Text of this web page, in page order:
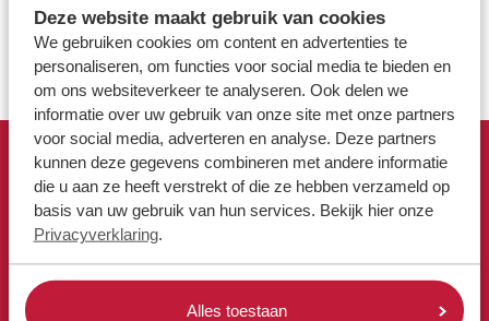
Deze website maakt gebruik van cookies
We gebruiken cookies om content en advertenties te
personaliseren, om functies voor social media te bieden en
om ons websiteverkeer te analyseren. Ook delen we
informatie over uw gebruik van onze site met onze partners
voor social media, adverteren en analyse. Deze partners
kunnen deze gegevens combineren met andere informatie
die u aan ze heeft verstrekt of die ze hebben verzameld op
basis van uw gebruik van hun services. Bekijk hier onze
Privacyverklaring.
Alles toestaan
CONTACT
klantenservice
ma-vr 09.00 tot 17.00 uur
info@estafetterecyclewinkels.nl
058 234 76 00
Word donateur
Contactformulier: Ik wil vrijwilliger worden
SNEL NAAR
Recyclewinkels locaties
Zelf spullen brengen
Ophaalafspraak maken
Doneren aan Estafette